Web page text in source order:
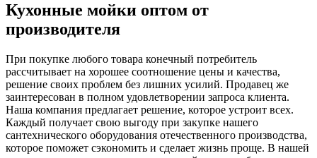
Кухонные мойки оптом от
производителя
При покупке любого товара конечный потребитель
рассчитывает на хорошее соотношение цены и качества,
решение своих проблем без лишних усилий. Продавец же
заинтересован в полном удовлетворении запроса клиента.
Наша компания предлагает решение, которое устроит всех.
Каждый получает свою выгоду при закупке нашего
сантехнического оборудования отечественного производства,
которое поможет сэкономить и сделает жизнь проще. В нашей